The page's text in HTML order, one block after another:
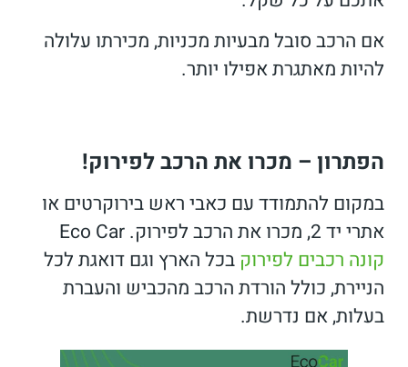
אם הרכב סובל מבעיות מכניות, מכירתו עלולה
להיות מאתגרת אפילו יותר.
הפתרון – מכרו את הרכב לפירוק!
במקום להתמודד עם כאבי ראש בירוקרטים או
אתרי יד 2, מכרו את הרכב לפירוק. Eco Car
קונה רכבים לפירוקבכל הארץ וגם דואגת לכל
הניירת, כולל הורדת הרכב מהכביש והעברת
בעלות, אם נדרשת.